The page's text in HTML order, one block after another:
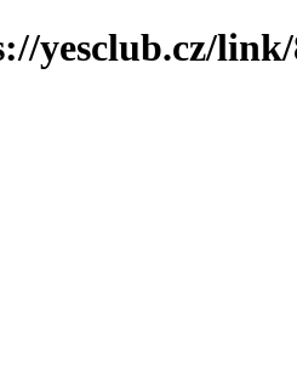
yesclub.cz/link/